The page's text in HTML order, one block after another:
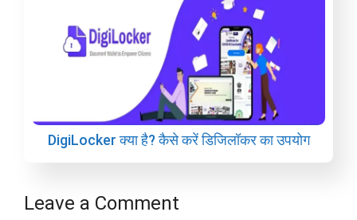
DigiLocker क्या है? कैसे करें डिजिलॉकर का उपयोग
Leave a Comment